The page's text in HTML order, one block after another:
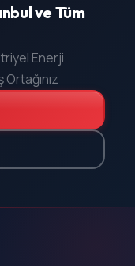
ve Tüm
Enerji